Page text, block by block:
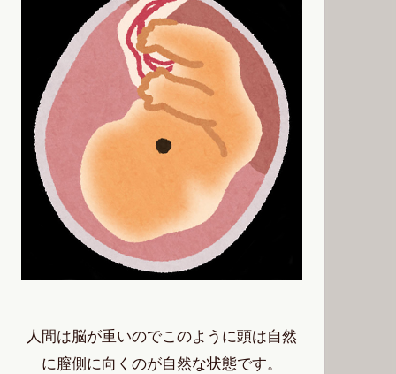
人間は脳が重いのでこのように頭は自然
に膣側に向くのが自然な状態です。